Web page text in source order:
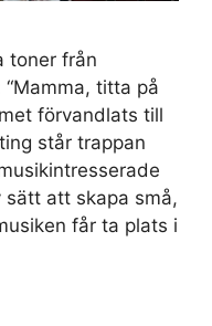
toner från
titta på
förvandlats till
står trappan
att skapa små,
får ta plats i